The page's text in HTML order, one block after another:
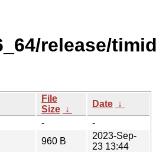
release/
File
Size ↓
Date ↓
-
-
960 B
2023-Sep-
23 13:44